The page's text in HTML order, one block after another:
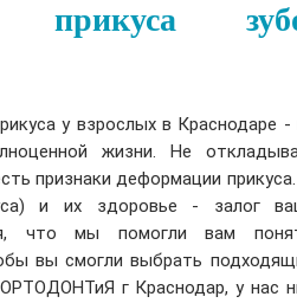
прикуса
у взрослых в Краснодаре
жизни. Не
признаки деформации
и их здоровье - залог
что мы помогли вам
вы смогли выбрать
г Краснодар, у нас